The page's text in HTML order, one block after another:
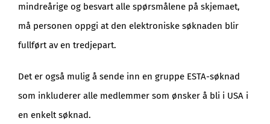
mindreårige og besvart alle spørsmålene på skjemaet,
må personen oppgi at den elektroniske søknaden blir
fullført av en tredjepart.
Det er også mulig å sende inn en gruppe ESTA-søknad
som inkluderer alle medlemmer som ønsker å bli i USA i
en enkelt søknad.